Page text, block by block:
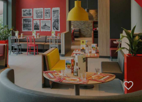
favorite_border